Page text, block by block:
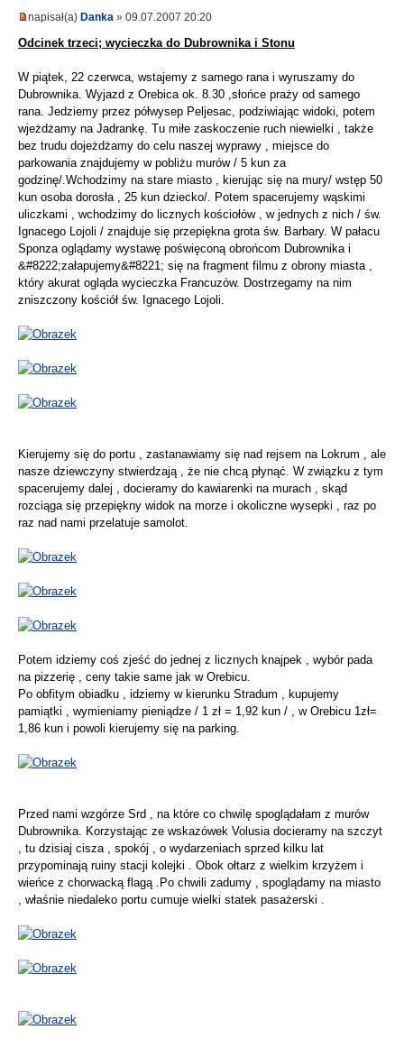
napisał(a) Danka » 09.07.2007 20:20
Odcinek trzeci; wycieczka do Dubrownika i Stonu
W piątek, 22 czerwca, wstajemy z samego rana i wyruszamy do
Dubrownika. Wyjazd z Orebica ok. 8.30 ,słońce praży od samego
rana. Jedziemy przez półwysep Peljesac, podziwiając widoki, potem
wjeżdżamy na Jadrankę. Tu miłe zaskoczenie ruch niewielki , także
bez trudu dojeżdżamy do celu naszej wyprawy , miejsce do
parkowania znajdujemy w pobliżu murów / 5 kun za
godzinę/.Wchodzimy na stare miasto , kierując się na mury/ wstęp 50
kun osoba dorosła , 25 kun dziecko/. Potem spacerujemy wąskimi
uliczkami , wchodzimy do licznych kościołów , w jednych z nich / św.
Ignacego Lojoli / znajduje się przepiękna grota św. Barbary. W pałacu
Sponza oglądamy wystawę poświęconą obrońcom Dubrownika i
&#8222;załapujemy&#8221; się na fragment filmu z obrony miasta ,
który akurat ogląda wycieczka Francuzów. Dostrzegamy na nim
zniszczony kościół św. Ignacego Lojoli.
Kierujemy się do portu , zastanawiamy się nad rejsem na Lokrum , ale
nasze dziewczyny stwierdzają , że nie chcą płynąć. W związku z tym
spacerujemy dalej , docieramy do kawiarenki na murach , skąd
rozciąga się przepiękny widok na morze i okoliczne wysepki , raz po
raz nad nami przelatuje samolot.
Potem idziemy coś zjeść do jednej z licznych knajpek , wybór pada
na pizzerię , ceny takie same jak w Orebicu.
Po obfitym obiadku , idziemy w kierunku Stradum , kupujemy
pamiątki , wymieniamy pieniądze / 1 zł = 1,92 kun / , w Orebicu 1zł=
1,86 kun i powoli kierujemy się na parking.
Przed nami wzgórze Srd , na które co chwilę spoglądałam z murów
Dubrownika. Korzystając ze wskazówek Volusia docieramy na szczyt
, tu dzisiaj cisza , spokój , o wydarzeniach sprzed kilku lat
przypominają ruiny stacji kolejki . Obok ołtarz z wielkim krzyżem i
wieńce z chorwacką flagą .Po chwili zadumy , spoglądamy na miasto
, właśnie niedaleko portu cumuje wielki statek pasażerski .